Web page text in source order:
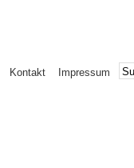
Kontakt Impressum